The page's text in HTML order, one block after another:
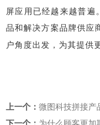
屏应用已经越来越普遍
品和解决方案品牌供应
户角度出发，为其提供
上一个： 微图科技拼接产
下一个： 为什么顾客更加